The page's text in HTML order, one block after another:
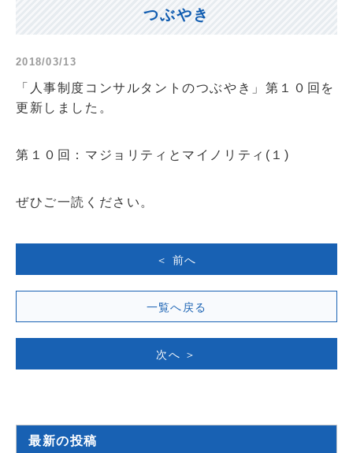
つぶやき
2018/03/13
「人事制度コンサルタントのつぶやき」第１０回を
更新しました。
第１０回：マジョリティとマイノリティ(１)
ぜひご一読ください。
＜ 前へ
一覧へ戻る
次へ ＞
最新の投稿